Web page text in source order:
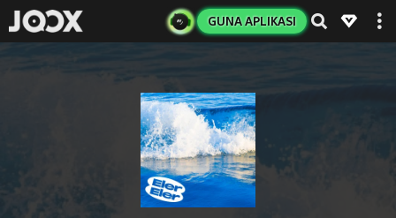
GUNA APLIKASI